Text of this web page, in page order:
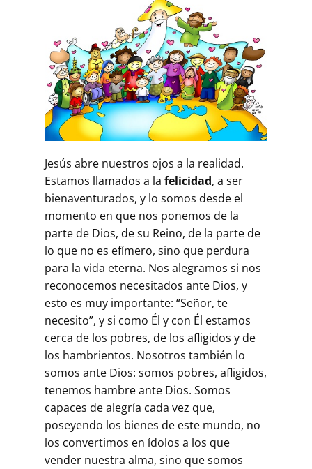
Jesús abre nuestros ojos a la realidad.
Estamos llamados a la felicidad, a ser
bienaventurados, y lo somos desde el
momento en que nos ponemos de la
parte de Dios, de su Reino, de la parte de
lo que no es efímero, sino que perdura
para la vida eterna. Nos alegramos si nos
reconocemos necesitados ante Dios, y
esto es muy importante: “Señor, te
necesito”, y si como Él y con Él estamos
cerca de los pobres, de los afligidos y de
los hambrientos. Nosotros también lo
somos ante Dios: somos pobres, afligidos,
tenemos hambre ante Dios. Somos
capaces de alegría cada vez que,
poseyendo los bienes de este mundo, no
los convertimos en ídolos a los que
vender nuestra alma, sino que somos